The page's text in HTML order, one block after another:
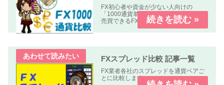
FX初心者や資金が少ない人向けの
「1000通貨単位以下、手数料無料」で
売買できるFX業者の比較記事です。
FXスプレッド比較 記事一覧
FX業者各社のスプレッドを通貨ペアご
とに比較します。